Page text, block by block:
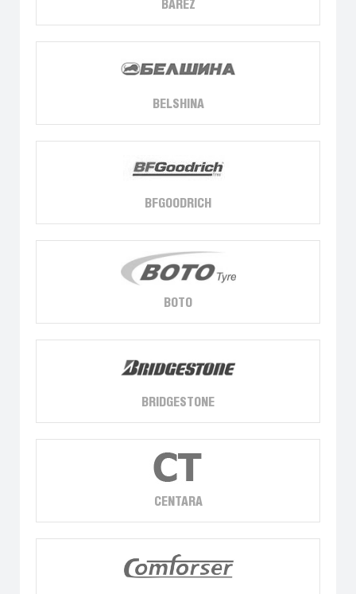
BAREZ
BELSHINA
BFGOODRICH
BOTO
BRIDGESTONE
CENTARA